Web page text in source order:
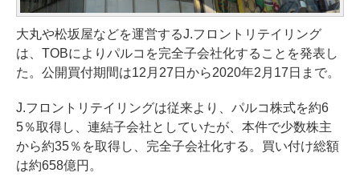
大丸や松坂屋などを運営するJ.フロントリテイリング
は、TOBによりパルコを完全子会社化することを発表し
た。公開買付期間は12月27日から2020年2月17日まで。
J.フロントリテイリングは従来より、パルコ株式を約6
5％取得し、連結子会社としていたが、本件で少数株主
から約35％を取得し、完全子会社化する。買い付け総額
は約658億円。